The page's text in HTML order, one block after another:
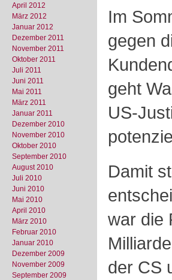
April 2012
März 2012
Januar 2012
Dezember 2011
November 2011
Oktober 2011
Juli 2011
Juni 2011
Mai 2011
März 2011
Januar 2011
Dezember 2010
November 2010
Oktober 2010
September 2010
August 2010
Juli 2010
Juni 2010
Mai 2010
April 2010
März 2010
Februar 2010
Januar 2010
Dezember 2009
November 2009
September 2009
Im
gegen
geht
US-
Damit
war die
der CS